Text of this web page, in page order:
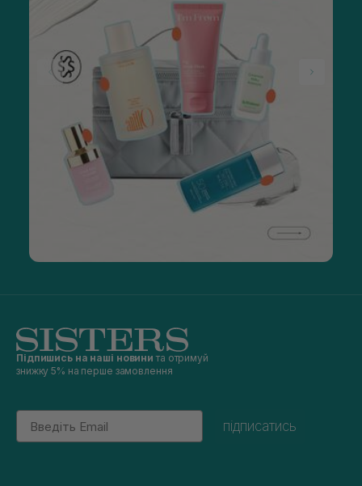
Підпишись на наші новини та отримуй
знижку 5% на перше замовлення
Email
підписатись